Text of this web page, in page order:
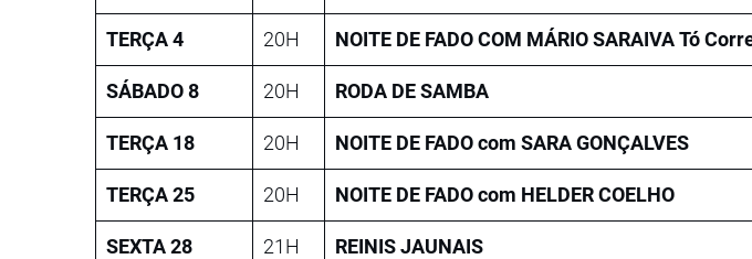
TERÇA 4 20H NOITE DE FADO COM MÁRIO SARAIVATó
SÁBADO 8 20H RODA DE SAMBA
TERÇA 18 20H NOITE DE FADO com SARA GONÇALVES
TERÇA 25 20H NOITE DE FADO com HELDER COELHO
SEXTA 28 21H REINIS JAUNAIS